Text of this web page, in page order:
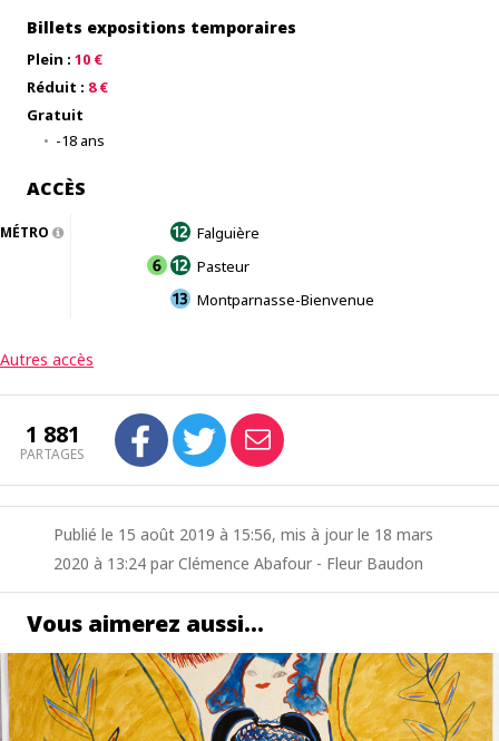
Billets expositions temporaires
Plein : 10 €
Réduit : 8 €
Gratuit
-18 ans
ACCÈS
MÉTRO
Falguière
Pasteur
Montparnasse-Bienvenue
Autres accès
1 881
PARTAGES
Publié le 15 août 2019 à 15:56, mis à jour le 18 mars
2020 à 13:24 par Clémence Abafour - Fleur Baudon
Vous aimerez aussi…